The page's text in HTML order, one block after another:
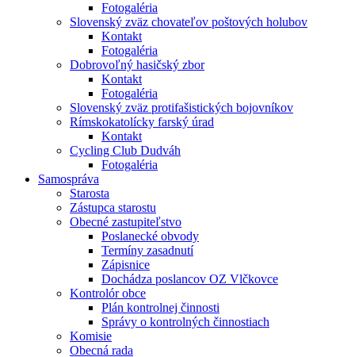
Fotogaléria
Slovenský zväz chovateľov poštových holubov
Kontakt
Fotogaléria
Dobrovoľný hasičský zbor
Kontakt
Fotogaléria
Slovenský zväz protifašistických bojovníkov
Rímskokatolícky farský úrad
Kontakt
Cycling Club Dudváh
Fotogaléria
Samospráva
Starosta
Zástupca starostu
Obecné zastupiteľstvo
Poslanecké obvody
Termíny zasadnutí
Zápisnice
Dochádza poslancov OZ Vlčkovce
Kontrolór obce
Plán kontrolnej činnosti
Správy o kontrolných činnostiach
Komisie
Obecná rada